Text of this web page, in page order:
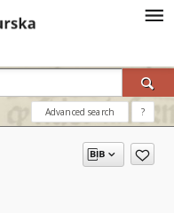
Advanced search ?